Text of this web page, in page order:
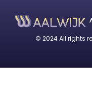
© 2024 All rights